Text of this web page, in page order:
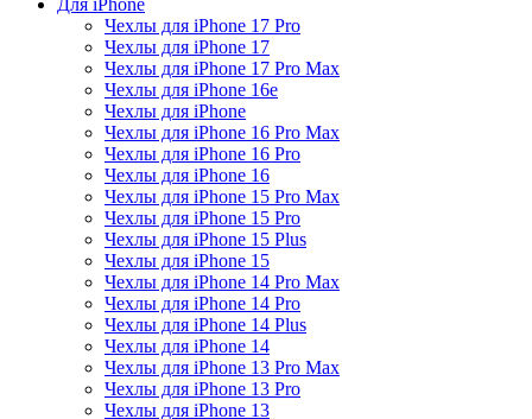
Для iPhone
Чехлы для iPhone 17 Pro
Чехлы для iPhone 17
Чехлы для iPhone 17 Pro Max
Чехлы для iPhone 16e
Чехлы для iPhone
Чехлы для iPhone 16 Pro Max
Чехлы для iPhone 16 Pro
Чехлы для iPhone 16
Чехлы для iPhone 15 Pro Max
Чехлы для iPhone 15 Pro
Чехлы для iPhone 15 Plus
Чехлы для iPhone 15
Чехлы для iPhone 14 Pro Max
Чехлы для iPhone 14 Pro
Чехлы для iPhone 14 Plus
Чехлы для iPhone 14
Чехлы для iPhone 13 Pro Max
Чехлы для iPhone 13 Pro
Чехлы для iPhone 13